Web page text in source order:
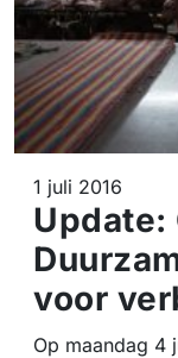
1 juli 2016
Update:
voor
Op maandag 4